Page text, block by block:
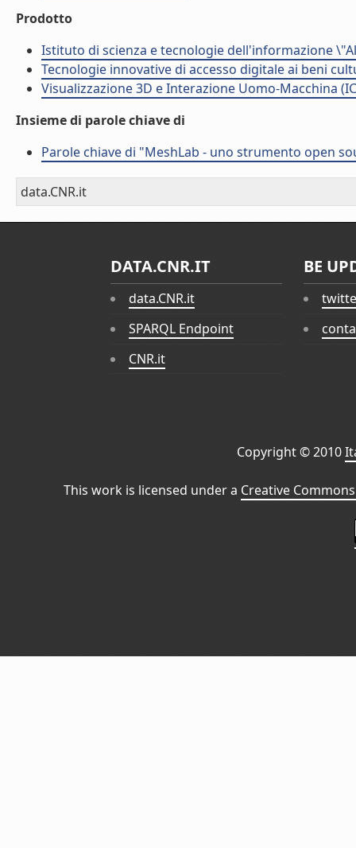
Prodotto
Istituto di scienza e tecnologie dell'informazione
Tecnologie innovative di accesso digitale ai beni
Visualizzazione 3D e Interazione Uomo-Macchina
Insieme di parole chiave di
Parole chiave di "MeshLab - uno strumento open
data.CNR.it
DATA.CNR.IT
data.CNR.it
SPARQL Endpoint
CNR.it
BE
Copyright © 2010
This work is licensed under a Creative